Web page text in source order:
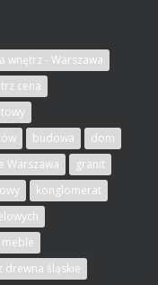
wnętrz - Warszawa
cena
budowa
dom
Warszawa
granit
konglomerat
meble
drewna śląskie